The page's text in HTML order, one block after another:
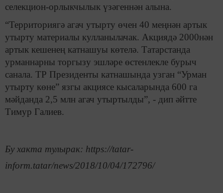
селекцион-орлыкчылык үзәгеннән алына.
“Территориягә агач утырту өчен 40 меңнән артык
утырту материалы кулланылачак. Акциядә 2000нән
артык кешенең катнашуы көтелә. Татарстанда
урманнарны торгызу эшләре өстенлекле бурыч
санала. ТР Президенты катнашында узган “Урман
утырту көне” язгы акциясе кысаларында 600 га
мәйданда 2,5 млн агач утыртылды”, - дип әйтте
Тимур Галиев.
Бу хакта тулырак: https://tatar-
inform.tatar/news/2018/10/04/172796/